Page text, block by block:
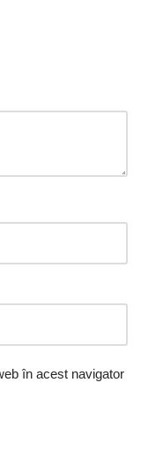
în acest navigator